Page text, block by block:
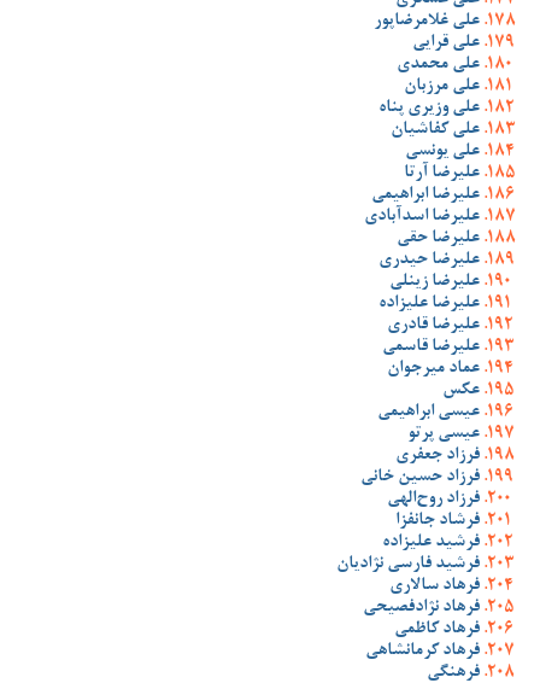
علی غلامرضاپور
علی قرایی
علی محمدی
علی مرزبان
علی وزیری پناه
علی کفاشیان
علی یونسی
علیرضا آرتا
علیرضا ابراهیمی
علیرضا اسدآبادی
علیرضا حقی
علیرضا حیدری
علیرضا زینلی
علیرضا علیزاده
علیرضا قادری
علیرضا قاسمی
عماد میرجوان
عکس
عیسی ابراهیمی
عیسی پرتو
فرزاد جعفری
فرزاد حسین خانی
فرزاد روح‌الهی
فرشاد جانفزا
فرشید علیزاده
فرشید فارسی نژادیان
فرهاد سالاری
فرهاد نژادفصیحی
فرهاد کاظمی
فرهاد کرمانشاهی
فرهنگی